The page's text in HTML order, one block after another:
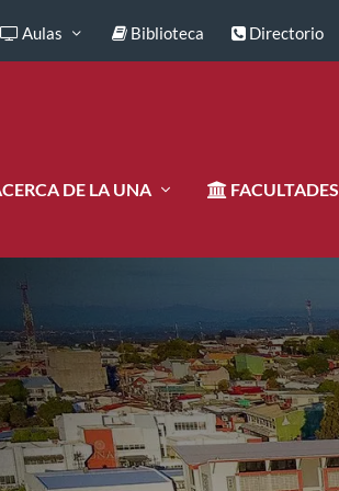
Aulas Biblioteca Directorio
DE LA UNA